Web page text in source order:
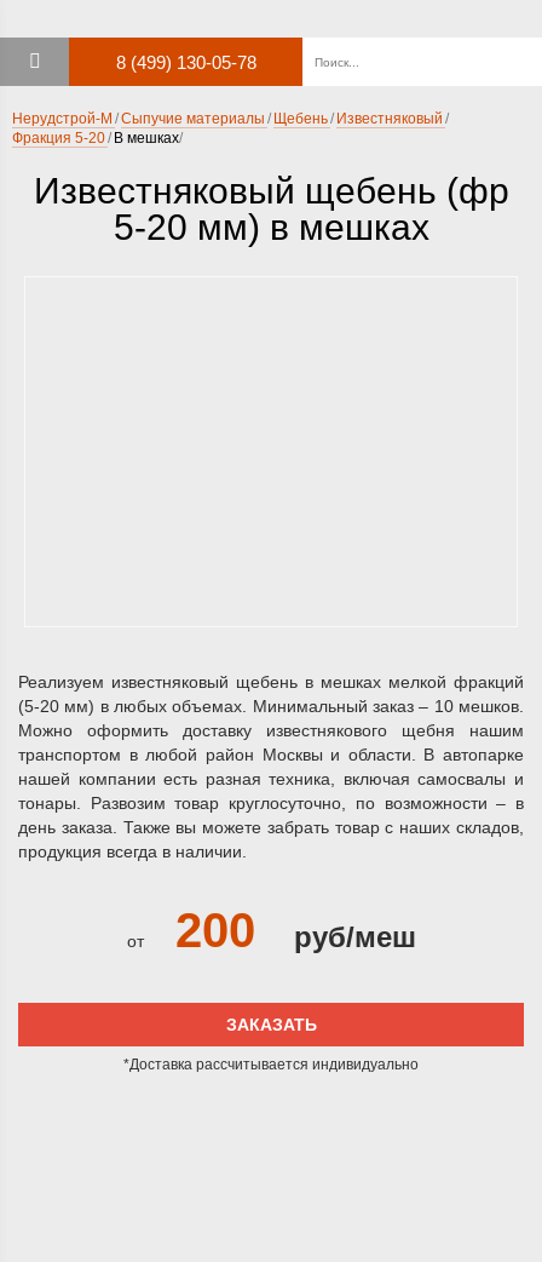
8 (499) 130-05-78
Нерудстрой-М Сыпучие материалы Щебень
Известняковый
Фракция 5-20
В мешках
Известняковый щебень (фр
5-20 мм) в мешках
Реализуем известняковый щебень в мешках мелкой фракций
(5-20 мм) в любых объемах. Минимальный заказ – 10 мешков.
Можно оформить доставку известнякового щебня нашим
транспортом в любой район Москвы и области. В автопарке
нашей компании есть разная техника, включая самосвалы и
тонары. Развозим товар круглосуточно, по возможности – в
день заказа. Также вы можете забрать товар с наших складов,
продукция всегда в наличии.
от 200 руб/меш
ЗАКАЗАТЬ
*Доставка рассчитывается индивидуально